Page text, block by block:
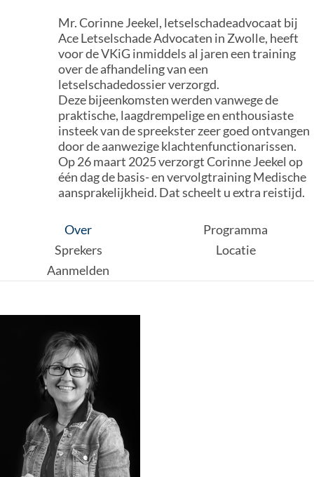
Mr. Corinne Jeekel, letselschadeadvocaat bij
Ace Letselschade Advocaten in Zwolle, heeft
voor de VKiG inmiddels al jaren een training
over de afhandeling van een
letselschadedossier verzorgd.
Deze bijeenkomsten werden vanwege de
praktische, laagdrempelige en enthousiaste
insteek van de spreekster zeer goed ontvangen
door de aanwezige klachtenfunctionarissen.
Op 26 maart 2025 verzorgt Corinne Jeekel op
één dag de basis- en vervolgtraining Medische
aansprakelijkheid. Dat scheelt u extra reistijd.
Over
Programma
Sprekers
Locatie
Aanmelden